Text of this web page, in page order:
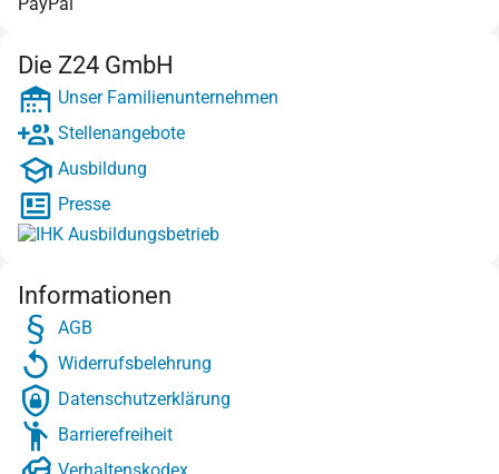
Die Z24 GmbH
Unser Familienunternehmen
Stellenangebote
Ausbildung
Presse
Informationen
AGB
Widerrufsbelehrung
Datenschutzerklärung
Barrierefreiheit